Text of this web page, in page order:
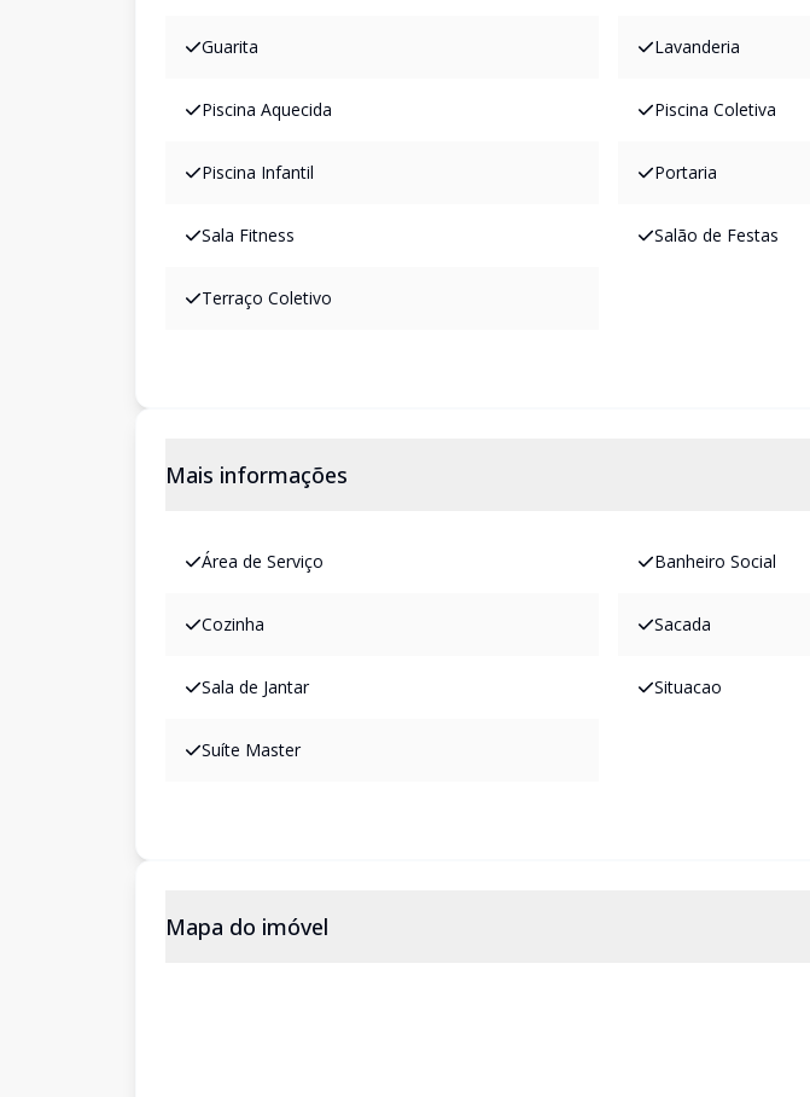
Guarita Lavanderia
Piscina Aquecida Piscina Coletiva
Piscina Infantil Portaria
Sala Fitness Salão de Festas
Terraço Coletivo
Mais informações
Área de Serviço Banheiro Social
Cozinha Sacada
Sala de Jantar Situacao
Suíte Master
Mapa do imóvel